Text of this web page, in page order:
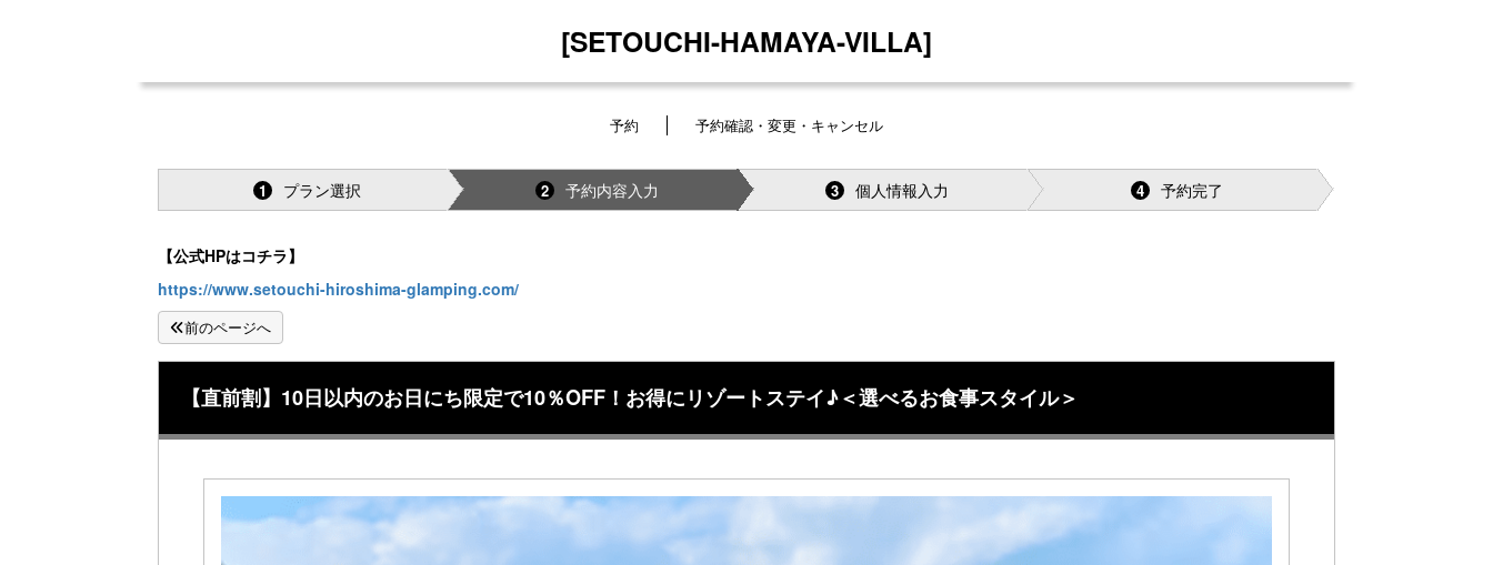
[SETOUCHI-HAMAYA-VILLA]
予約 予約確認・変更・キャンセル
1 プラン選択 2 予約内容入力 3 個人情報入力 4 予約完了
【公式HPはコチラ】
https://www.setouchi-hiroshima-glamping.com/
前のページへ
【直前割】10日以内のお日にち限定で10％OFF！お得にリゾートステイ♪＜選べるお食事スタイル＞